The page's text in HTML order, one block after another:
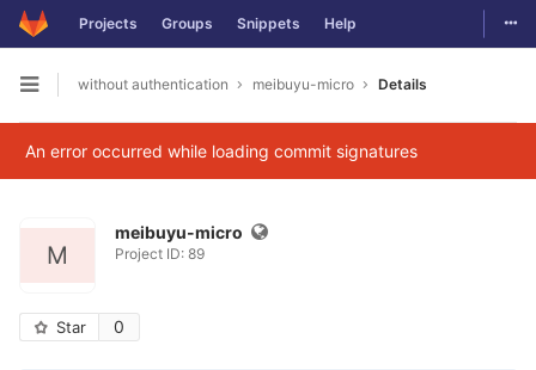
Skip to content
Projects Groups Snippets Help
Open sidebar
without authentication meibuyu-micro Details
An error occurred while loading commit signatures
M
meibuyu-micro
Project ID: 89
Star 0